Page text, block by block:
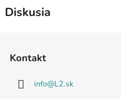
Diskusia
Kontakt
info@L2.sk